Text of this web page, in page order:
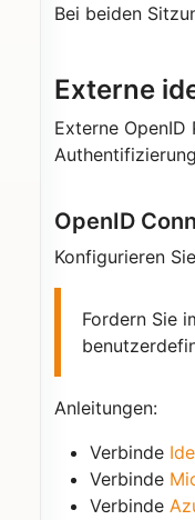
Bei beiden
Externe
Externe
OpenID
Konfigurieren Sie
Fordern Sie
Anleitungen:
Verbinde
Verbinde
Verbinde